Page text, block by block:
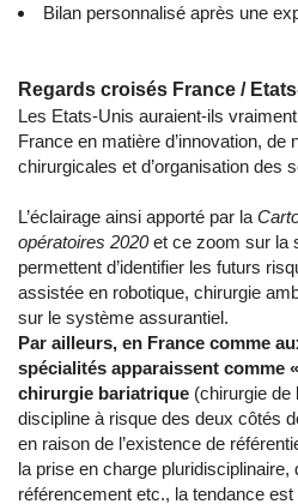
Bilan personnalisé après une
Regards croisés France /
Les Etats-Unis auraient-ils
France en matière d’innovation, de
chirurgicales et d’organisation des
L’éclairage ainsi apporté par la
opératoires 2020et ce zoom sur la
permettent d’identifier les futurs
assistée en robotique, chirurgie
sur le système assurantiel.
Par ailleurs, en France comme
spécialités apparaissent comme
chirurgie bariatrique (chirurgie de
discipline à risque des deux côtés
en raison de l’existence de
la prise en charge pluridisciplinaire,
référencement etc., la tendance